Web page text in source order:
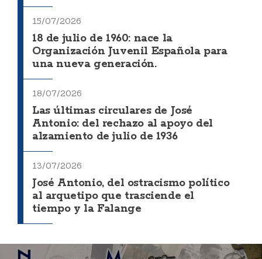
15/07/2026
18 de julio de 1960: nace la
Organización Juvenil Española para
una nueva generación.
18/07/2026
Las últimas circulares de José
Antonio: del rechazo al apoyo del
alzamiento de julio de 1936
13/07/2026
José Antonio, del ostracismo político
al arquetipo que trasciende el
tiempo y la Falange